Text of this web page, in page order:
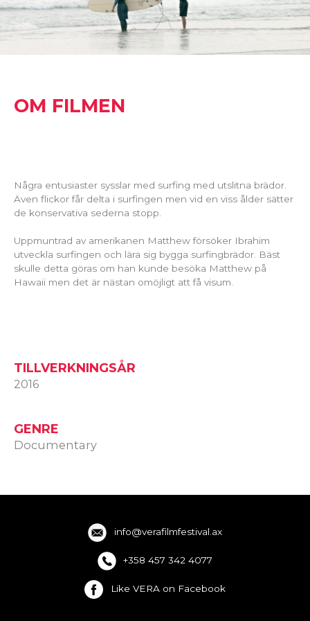
OM FILMEN
Några entusiaster sysslar med surfing med utslitna brädor.
Även flickor får delta i surfingen men vid en viss ålder sätter
de konservativa sederna stopp.
Uppmuntrad av amerikanen Matthew försöker Ibrahim
utveckla surfingen och lära sig bygga surfingbrädor. Bäst
skulle detta göras om han kunde besöka Matthew på
Hawaii men det är nästan omöjligt att få visum.
TILLVERKNINGSÅR
2016
GENRE
Documentary
info@verafilmfestival.ax
+358 457 342 4077
Like VERA on Facebook